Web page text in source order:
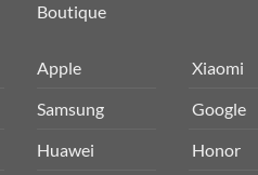
Boutique
Apple
Samsung
Huawei
Xiaomi
Google
Honor